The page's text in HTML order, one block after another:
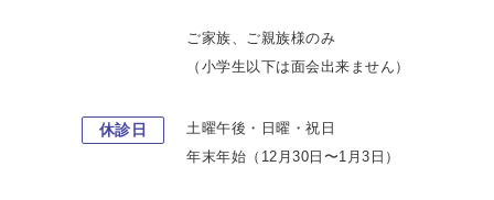
ご家族、ご親族様のみ
（小学生以下は面会出来ません）
休診日
土曜午後・日曜・祝日
年末年始（12月30日〜1月3日）